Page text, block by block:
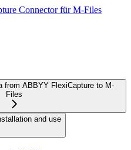
Connector für M-Files
from ABBYY FlexiCapture to M-
Files
and use